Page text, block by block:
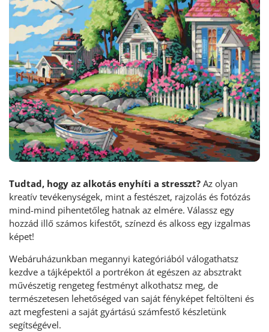
Tudtad, hogy az alkotás enyhíti a stresszt? Az olyan
kreatív tevékenységek, mint a festészet, rajzolás és fotózás
mind-mind pihentetőleg hatnak az elmére. Válassz egy
hozzád illő számos kifestőt, színezd és alkoss egy izgalmas
képet!
Webáruházunkban megannyi kategóriából válogathatsz
kezdve a tájképektől a portrékon át egészen az absztrakt
művészetig rengeteg festményt alkothatsz meg, de
természetesen lehetőséged van saját fényképet feltölteni és
azt megfesteni a saját gyártású számfestő készletünk
segítségével.